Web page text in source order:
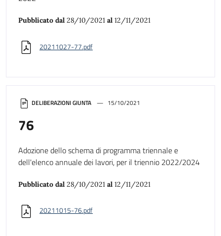
DELIBERAZIONI GIUNTA 15/10/2021
76
Adozione dello schema di programma triennale e
dell'elenco annuale dei lavori, per il triennio 2022/2024
Pubblicato dal 28/10/2021 al 12/11/2021
20211015-76.pdf
Pubblicato dal 28/10/2021 al 12/11/2021
20211027-77.pdf